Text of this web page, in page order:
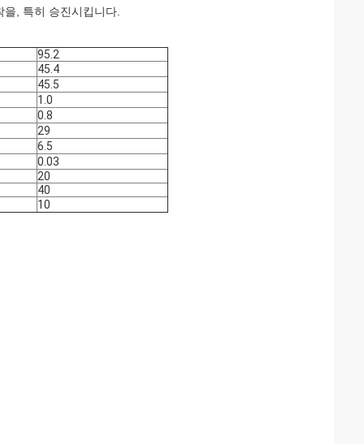
, 특히 승진시킵니다.
95.2
45.4
45.5
1.0
0.8
29
6.5
0.03
20
40
10